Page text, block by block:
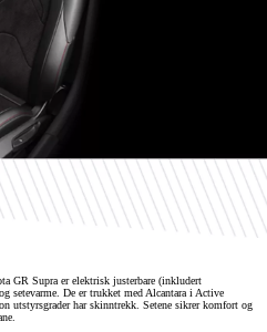
GR Supra er elektrisk justerbare (inkludert
setevarme. De er trukket med Alcantara i Active
utstyrsgrader har skinntrekk. Setene sikrer komfort og